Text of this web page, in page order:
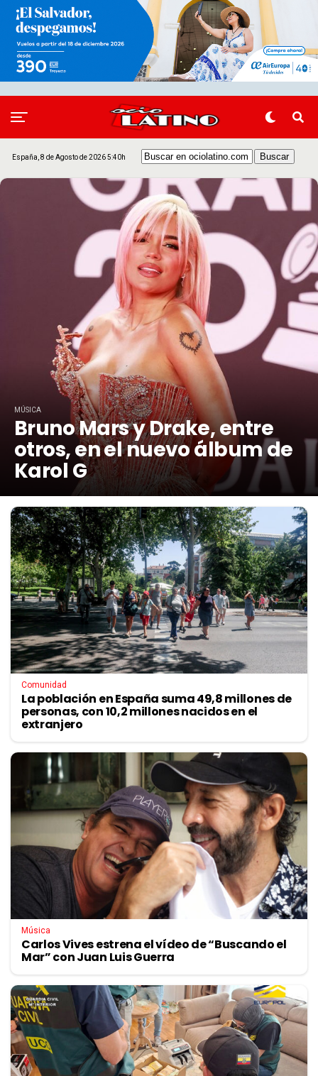
España, 8 de Agosto de 2026 5:40h
MÚSICA
Bruno Mars y Drake, entre
otros, en el nuevo álbum de
Karol G
Comunidad
La población en España suma 49,8 millones de
personas, con 10,2 millones nacidos en el
extranjero
Música
Carlos Vives estrena el vídeo de “Buscando el
Mar” con Juan Luis Guerra